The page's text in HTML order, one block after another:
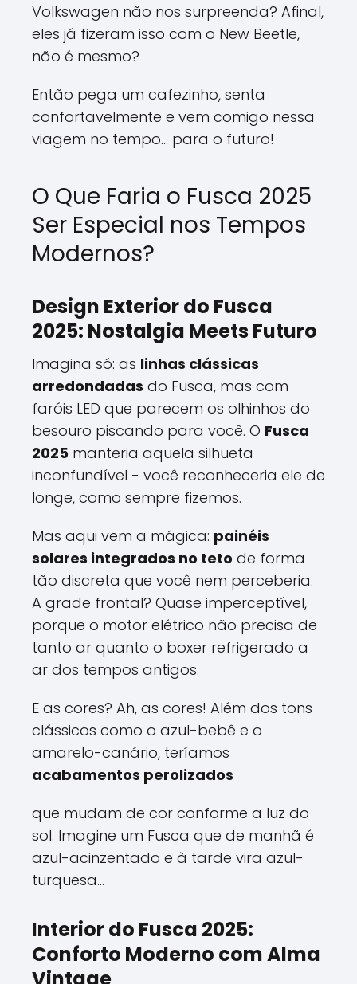
Volkswagen não nos surpreenda? Afinal,
eles já fizeram isso com o New Beetle,
não é mesmo?
Então pega um cafezinho, senta
confortavelmente e vem comigo nessa
viagem no tempo... para o futuro!
O Que Faria o Fusca 2025
Ser Especial nos Tempos
Modernos?
Design Exterior do Fusca
2025: Nostalgia Meets Futuro
Imagina só: as linhas clássicas
arredondadas do Fusca, mas com
faróis LED que parecem os olhinhos do
besouro piscando para você. O Fusca
2025 manteria aquela silhueta
inconfundível - você reconheceria ele de
longe, como sempre fizemos.
Mas aqui vem a mágica: painéis
solares integrados no teto de forma
tão discreta que você nem perceberia.
A grade frontal? Quase imperceptível,
porque o motor elétrico não precisa de
tanto ar quanto o boxer refrigerado a
ar dos tempos antigos.
E as cores? Ah, as cores! Além dos tons
clássicos como o azul-bebê e o
amarelo-canário, teríamos
acabamentos perolizados
que mudam de cor conforme a luz do
sol. Imagine um Fusca que de manhã é
azul-acinzentado e à tarde vira azul-
turquesa...
Interior do Fusca 2025:
Conforto Moderno com Alma